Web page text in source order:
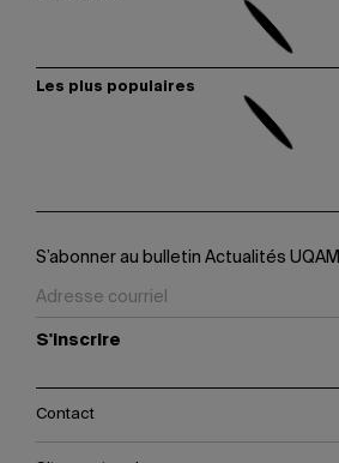
Les plus populaires
S’abonner au bulletin Actualités UQAM
S'inscrire
Contact